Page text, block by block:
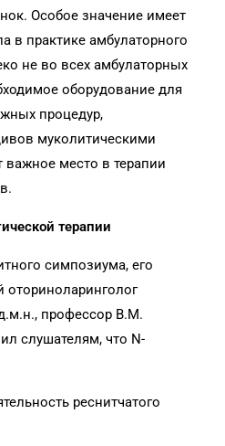
Особое значение имеет
в практике амбулаторного
не во всех амбулаторных
оборудование для
процедур,
муколитическими
важное место в терапии
терапии
симпозиума, его
оториноларинголог
профессор В.М.
слушателям, что N-
реснитчатого